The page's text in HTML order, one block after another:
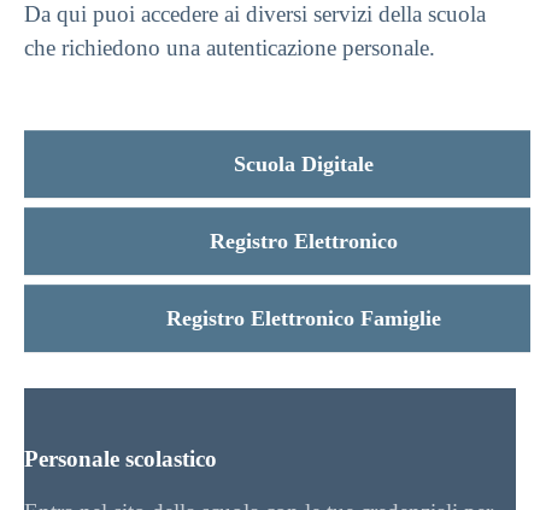
Da qui puoi accedere ai diversi servizi della scuola
che richiedono una autenticazione personale.
Scuola Digitale
Registro Elettronico
Registro Elettronico Famiglie
Personale scolastico